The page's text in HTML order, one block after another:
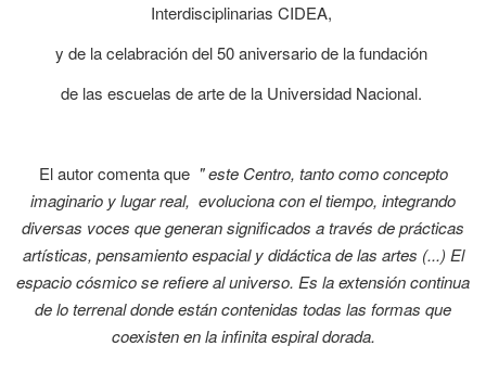
Interdisciplinarias CIDEA,
y de la celabración del 50 aniversario de la fundación
de las escuelas de arte de la Universidad Nacional.
El autor comenta que " este Centro, tanto como concepto
imaginario y lugar real, evoluciona con el tiempo, integrando
diversas voces que generan significados a través de prácticas
artísticas, pensamiento espacial y didáctica de las artes (...) El
espacio cósmico se refiere al universo. Es la extensión continua
de lo terrenal donde están contenidas todas las formas que
coexisten en la infinita espiral dorada.